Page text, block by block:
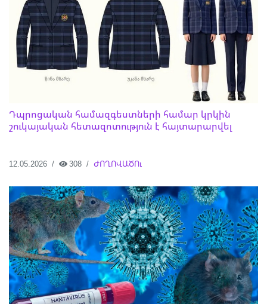
Դպրոցական համազգեստների համար կրկին
շուկայական հետազոտություն է հայտարարվել
12.05.2026 308 ԺՈՂՈՎԱԾՈւ